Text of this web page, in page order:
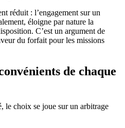
réduit : l’engagement sur un
éloigne par nature la
C’est un argument de
du forfait pour les missions
de chaque
le choix se joue sur un arbitrage